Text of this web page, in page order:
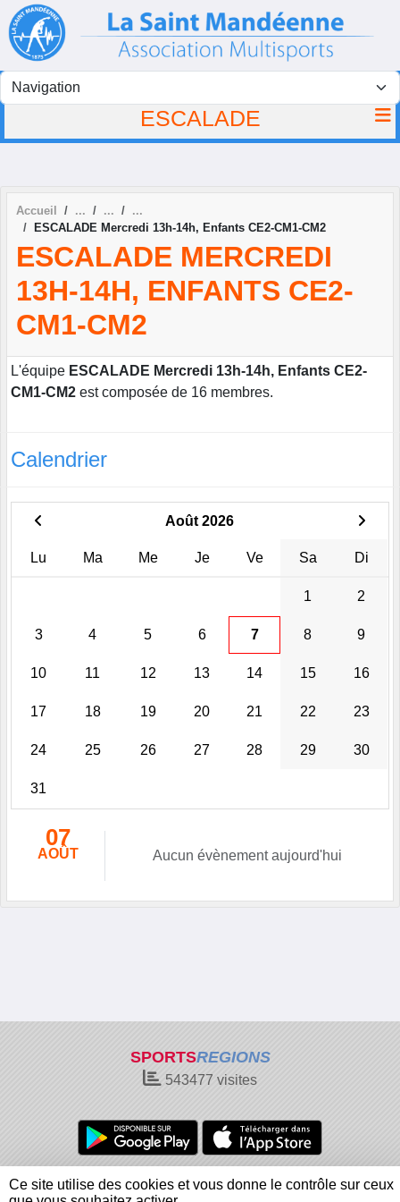
ESCALADE
Accueil
ESCALADE Mercredi 13h-14h, Enfants CE2-CM1-CM2
ESCALADE MERCREDI
13H-14H, ENFANTS CE2-
CM1-CM2
L'équipe ESCALADE Mercredi 13h-14h, Enfants CE2-
CM1-CM2 est composée de 16 membres.
Calendrier
Août 2026
Lu Ma Me Je Ve Sa Di
1 2
3 4 5 6 7 8 9
10 11 12 13 14 15 16
17 18 19 20 21 22 23
24 25 26 27 28 29 30
31
07
AOÛT Aucun évènement aujourd'hui
SPORTSREGIONS
543477 visites
Charte cookies
Gestion des cookies
Informations légales
Signaler un contenu inapproprié
Panneau de gestion des cookies
Ce site utilise des cookies et vous donne le contrôle sur ceux